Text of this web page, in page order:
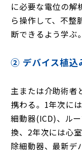
に必要な電位の解
ら操作して、不整
断できるよう学ぶ。
② デバイス植込
主または介助術者
携わる。1年次に
細動器(ICD)、ル
換、2年次には心
除細動器、最新デ